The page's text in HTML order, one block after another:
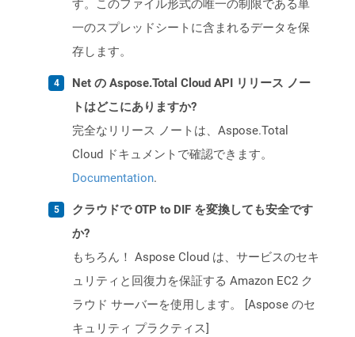
す。このファイル形式の唯一の制限である単
一のスプレッドシートに含まれるデータを保
存します。
Net の Aspose.Total Cloud API リリース ノー
トはどこにありますか?
完全なリリース ノートは、Aspose.Total
Cloud ドキュメントで確認できます。
Documentation.
クラウドで OTP to DIF を変換しても安全です
か?
もちろん！ Aspose Cloud は、サービスのセキ
ュリティと回復力を保証する Amazon EC2 ク
ラウド サーバーを使用します。 [Aspose のセ
キュリティ プラクティス]